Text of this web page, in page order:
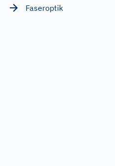
Faseroptik